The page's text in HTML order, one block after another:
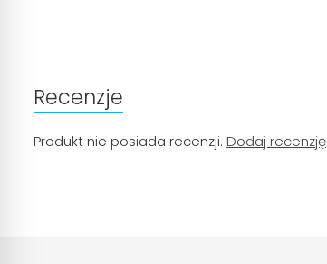
Recenzje
Produkt nie posiada recenzji. Dodaj recenzję